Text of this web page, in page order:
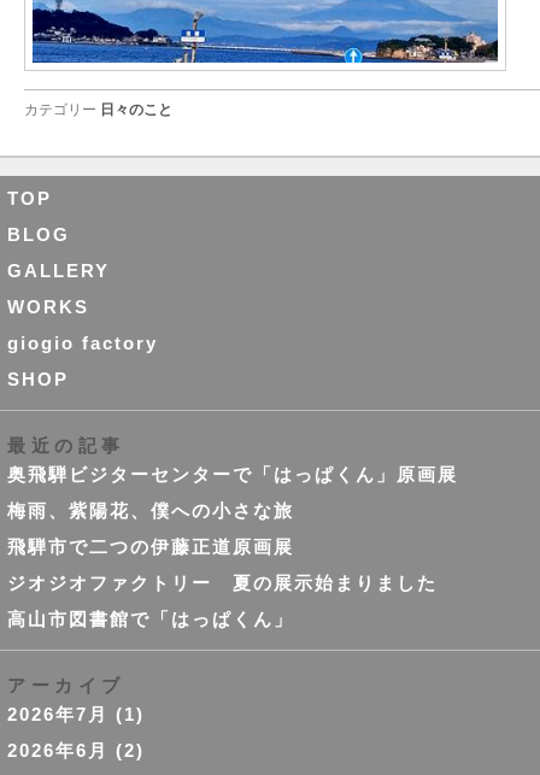
カテゴリー 日々のこと
TOP
BLOG
GALLERY
WORKS
giogio factory
SHOP
最近の記事
奥飛騨ビジターセンターで「はっぱくん」原画展
梅雨、紫陽花、僕への小さな旅
飛騨市で二つの伊藤正道原画展
ジオジオファクトリー 夏の展示始まりました
高山市図書館で「はっぱくん」
アーカイブ
2026年7月
(1)
2026年6月
(2)